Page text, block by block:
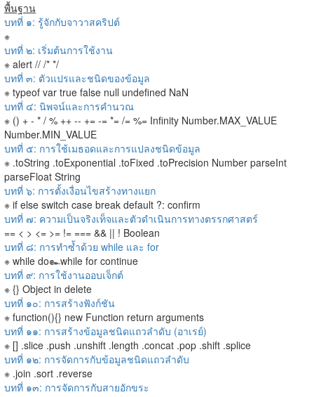
พื้นฐาน
บทที่ ๑: รู้จักกับจาวาสคริปต์
※
บทที่ ๒: เริ่มต้นการใช้งาน
※ alert // /* */
บทที่ ๓: ตัวแปรและชนิดของข้อมูล
※ typeof var true false null undefined NaN
บทที่ ๔: นิพจน์และการคำนวณ
※ () + - * / % ++ -- += -= *= /= %= Infinity Number.MAX_VALUE
Number.MIN_VALUE
บทที่ ๕: การใช้เมธอดและการแปลงชนิดข้อมูล
※ .toString .toExponential .toFixed .toPrecision Number parseInt
parseFloat String
บทที่ ๖: การตั้งเงื่อนไขสร้างทางแยก
※ if else switch case break default ?: confirm
บทที่ ๗: ความเป็นจริงเท็จและตัวดำเนินการทางตรรกศาสตร์
== < > <= >= != === && || ! Boolean
บทที่ ๘: การทำซ้ำด้วย while และ for
※ while do๛while for continue
บทที่ ๙: การใช้งานออบเจ็กต์
※ {} Object in delete
บทที่ ๑๐: การสร้างฟังก์ชัน
※ function(){} new Function return arguments
บทที่ ๑๑: การสร้างข้อมูลชนิดแถวลำดับ (อาเรย์)
※ [] .slice .push .unshift .length .concat .pop .shift .splice
บทที่ ๑๒: การจัดการกับข้อมูลชนิดแถวลำดับ
※ .join .sort .reverse
บทที่ ๑๓: การจัดการกับสายอักขระ